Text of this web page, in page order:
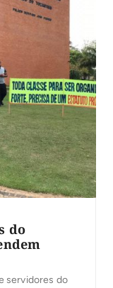
do
servidores do